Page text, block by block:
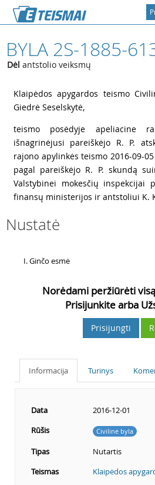
BYLA 2S-1885-
Dėl antstolio veiksmų
Klaipėdos apygardos teismo
Giedrė Seselskytė,
teismo posėdyje apeliacine
išnagrinėjusi pareiškėjo R. P.
rajono apylinkės teismo 2016-09-
pagal pareiškėjo R. P. skundą
Valstybinei mokesčių inspekcijai
finansų ministerijos ir antstoliui K.
Nustatė
Ginčo esmė
Norėdami peržiūrėti
Prisijunkite arba
Prisijungti
Informacija Turinys
Data
2016-12-01
Rūšis
Civilinė byla
Tipas
Nutartis
Teismas
Klaipėdos